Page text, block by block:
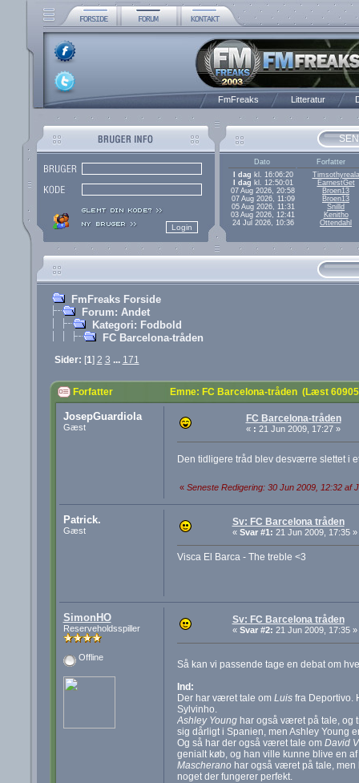
FmFreaks Litteratur
Dato
Forfatter
I dag kl. 16:06:20
Timsothyreala
I dag kl. 12:50:01
EarnestGet
07 Aug 2026, 20:58
Broen13
07 Aug 2026, 11:09
Broen13
05 Aug 2026, 11:31
Snilld
03 Aug 2026, 12:41
Kenitho
24 Jul 2026, 10:36
Ottendahl
FmFreaks Forside
Forum: Andet
Kategori: Fodbold
FC Barcelona-tråden
Sider: [1] 2 3 ... 171
Forfatter Emne: FC Barcelona-tråden (Læst
JosepGuardiola
Gæst
FC Barcelona-tråden
« : 21 Jun 2009, 17:27 »
Den tidligere tråd blev desværre slettet i
« Seneste Redigering: 30 Jun 2009, 12:32 af
Patrick.
Gæst
Sv: FC Barcelona tråden
« Svar #1: 21 Jun 2009, 17:35 »
Visca El Barca - The treble <3
SimonHO
Reserveholdsspiller
Offline
Sv: FC Barcelona tråden
« Svar #2: 21 Jun 2009, 17:35 »
Så kan vi passende tage en debat om
Ind:
Der har været tale om Luisfra Deportivo.
Sylvinho.
Ashley Younghar også været på tale, og
sig dårligt i Spanien, men Ashley Young
Og så har der også været tale om David
genialt køb, og han ville kunne blive en
Mascheranohar også været på tale, men
noget der fungerer perfekt.